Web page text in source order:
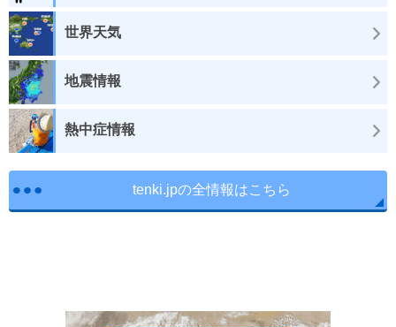
世界天気
地震情報
熱中症情報
tenki.jpの全情報はこちら